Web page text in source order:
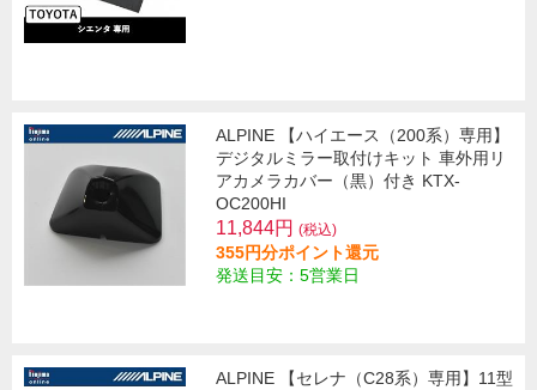
ALPINE 【ハイエース（200系）専用】
デジタルミラー取付けキット 車外用リ
アカメラカバー（黒）付き KTX-
OC200HI
11,844円 (税込)
355円分ポイント還元
発送目安：5営業日
ALPINE 【セレナ（C28系）専用】11型